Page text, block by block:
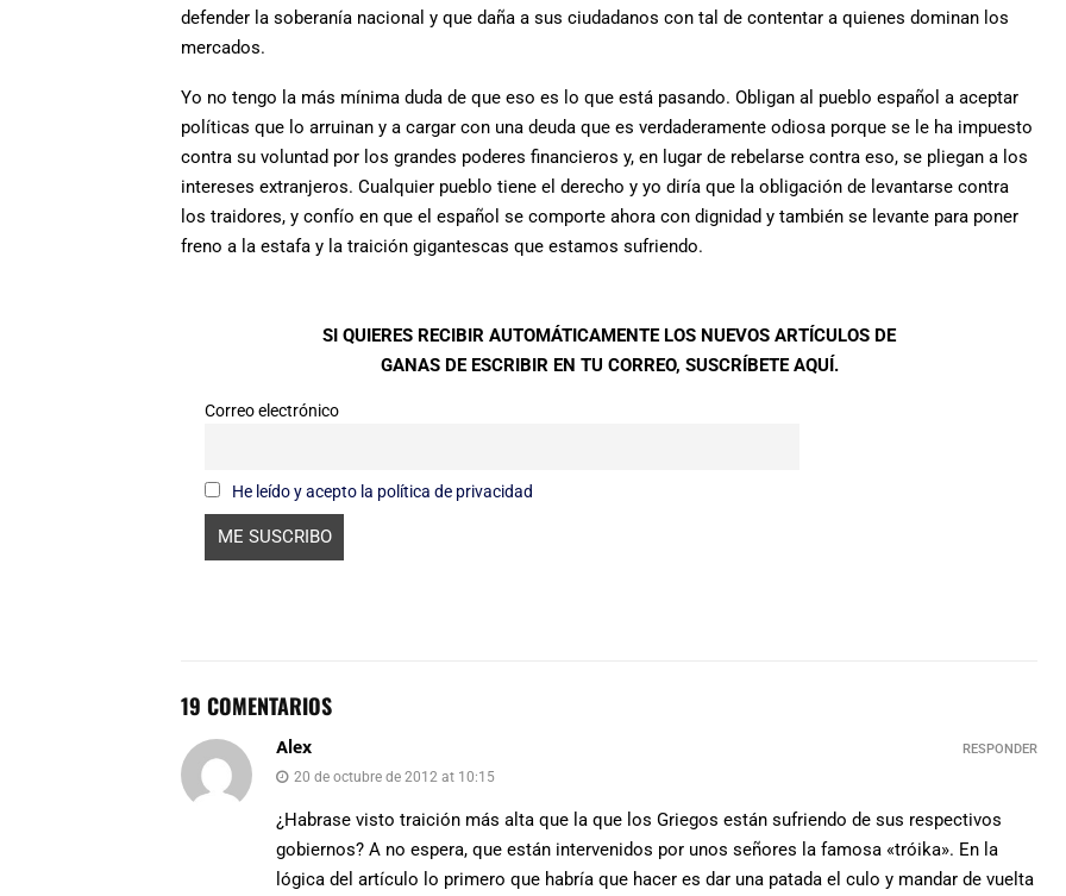
defender la soberanía nacional y que daña a sus ciudadanos con tal de contentar a quienes dominan los
mercados.
Yo no tengo la más mínima duda de que eso es lo que está pasando. Obligan al pueblo español a aceptar
políticas que lo arruinan y a cargar con una deuda que es verdaderamente odiosa porque se le ha impuesto
contra su voluntad por los grandes poderes financieros y, en lugar de rebelarse contra eso, se pliegan a los
intereses extranjeros. Cualquier pueblo tiene el derecho y yo diría que la obligación de levantarse contra
los traidores, y confío en que el español se comporte ahora con dignidad y también se levante para poner
freno a la estafa y la traición gigantescas que estamos sufriendo.
SI QUIERES RECIBIR AUTOMÁTICAMENTE LOS NUEVOS ARTÍCULOS DE
GANAS DE ESCRIBIR EN TU CORREO, SUSCRÍBETE AQUÍ.
Correo electrónico
He leído y acepto la política de privacidad
19 COMENTARIOS
Alex
20 de octubre de 2012 at 10:15
¿Habrase visto traición más alta que la que los Griegos están sufriendo de sus respectivos
gobiernos? A no espera, que están intervenidos por unos señores la famosa «tróika». En la
lógica del artículo lo primero que habría que hacer es dar una patada el culo y mandar de vuelta
RESPONDER